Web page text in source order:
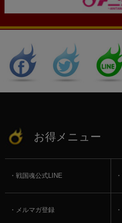
お得メニュー
戦国魂公式LINE
メルマガ登録